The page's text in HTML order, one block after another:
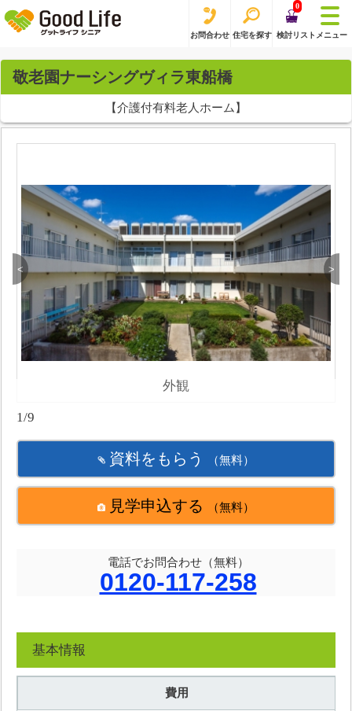
お問合わせ 住宅を探す
0
検討リスト メニュー
敬老園ナーシングヴィラ東船橋
【介護付有料老人ホーム】
<
外観
>
1/9
資料をもらう （無料）
見学申込する （無料）
電話でお問合わせ（無料）
0120-117-258
基本情報
費用